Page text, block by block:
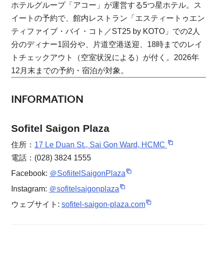
ホテルグループ「アコー」が運営する5つ星ホテル。ス
イートの予約で、館内レストラン「エスティートゥエン
ティファイブ・バイ・コト／ST25 by KOTO」での2人
分のディナー1回分や、片道空港送迎、18時までのレイ
トチェックアウト（空室状況による）が付く。2026年
12月末までの予約・宿泊が対象。
INFORMATION
Sofitel Saigon Plaza
住所： 17 Le Duan St., Sai Gon Ward, HCMC
電話：(028) 3824 1555
Facebook: ＠SofiitelSaigonPlaza
Instagram: ＠sofitelsaigonplaza
ウェブサイト: sofitel-saigon-plaza.com